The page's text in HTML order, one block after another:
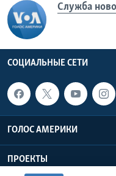
Служба
СОЦИАЛЬНЫЕ СЕТИ
ГОЛОС АМЕРИКИ
ПРОЕКТЫ